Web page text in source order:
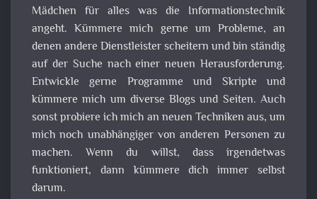
Mädchen für alles was die Informationstechnik
angeht. Kümmere mich gerne um Probleme, an
denen andere Dienstleister scheitern und bin ständig
auf der Suche nach einer neuen Herausforderung.
Entwickle gerne Programme und Skripte und
kümmere mich um diverse Blogs und Seiten. Auch
sonst probiere ich mich an neuen Techniken aus, um
mich noch unabhängiger von anderen Personen zu
machen. Wenn du willst, dass irgendetwas
funktioniert, dann kümmere dich immer selbst
darum.